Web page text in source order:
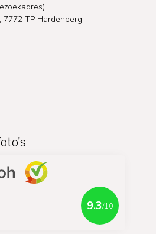
7772 TP Hardenberg
9.3/10